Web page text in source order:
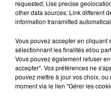
6 août 2026
Tags
6 août 2026
Au zoo
requested; Use precise
other data sources; Link different
information transmitted
Vous pouvez accepter en cliquant
sélectionnant les finalités et/ou
Vous pouvez également refuser
accepter". Vos préférences ne
pouvez mettre à jour vos choix,
moment via le lien "Gérer les